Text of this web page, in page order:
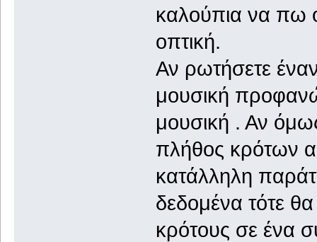
καλούπια να πω
οπτική.
Αν ρωτήσετε
μουσική
μουσική . Αν
πλήθος κρότων
κατάλληλη
δεδομένα τότε
κρότους σε ένα